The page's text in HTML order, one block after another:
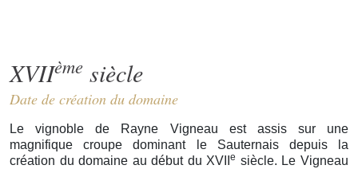
XVIIème siècle
Date de création du domaine
Le vignoble de Rayne Vigneau est assis sur une
magnifique croupe dominant le Sauternais depuis la
création du domaine au début du XVIIe siècle. Le Vigneau